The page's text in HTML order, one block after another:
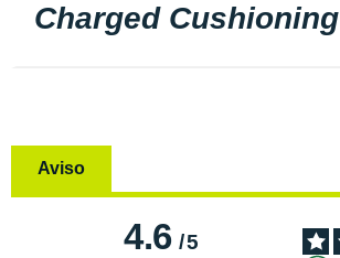
Charged Cushioning
Aviso
4.6/5